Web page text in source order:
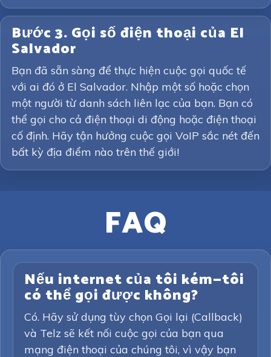
Bước 3. Gọi số điện thoại của El
Salvador
Bạn đã sẵn sàng để thực hiện cuộc gọi quốc tế
với ai đó ở El Salvador. Nhập một số hoặc chọn
một người từ danh sách liên lạc của bạn. Bạn có
thể gọi cho cả điện thoại di động hoặc điện thoại
cố định. Hãy tận hưởng cuộc gọi VoIP sắc nét đến
bất kỳ địa điểm nào trên thế giới!
FAQ
Nếu internet của tôi kém—tôi
có thể gọi được không?
Có. Hãy sử dụng tùy chọn Gọi lại (Callback)
và Telz sẽ kết nối cuộc gọi của bạn qua
mạng điện thoại của chúng tôi, vì vậy bạn